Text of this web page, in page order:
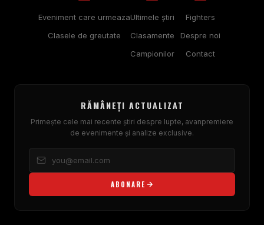
Eveniment care urmeaza
Clasele de greutate
Ultimele ştiri
Clasamente
Campionilor
Fighters
Despre noi
Contact
RĂMÂNEȚI ACTUALIZAT
Primește cele mai recente știri despre lupte, avanpremiere
de evenimente și analize exclusive.
ABONARE